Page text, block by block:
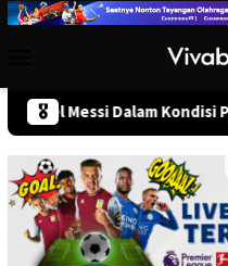
Skip
🎖️
Dalam Kondisi Prima